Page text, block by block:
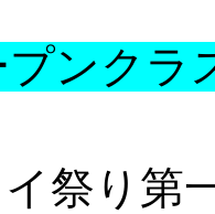
プンクラ
り第